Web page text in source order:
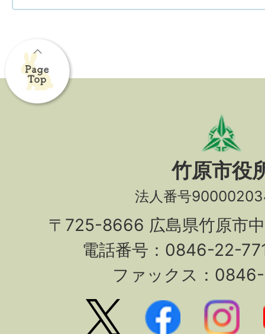
竹原市役
法人番号
〒725-8666 広島県竹原市
電話番号：0846-22-
ファックス：